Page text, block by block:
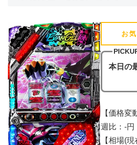
お
本日の
【価格変
週比：-円
【相場(